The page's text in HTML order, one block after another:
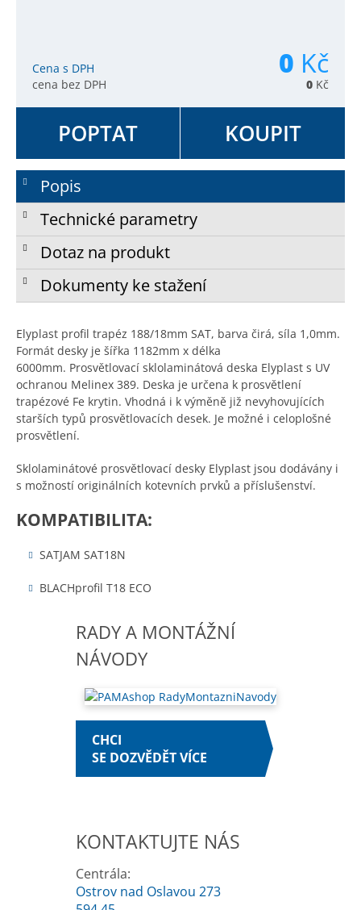
Cena s DPH 0 Kč
cena bez DPH 0 Kč
POPTAT KOUPIT
Popis
Technické parametry
Dotaz na produkt
Dokumenty ke stažení
Elyplast profil trapéz 188/18mm SAT, barva čirá, síla 1,0mm.
Formát desky je šířka 1182mm x délka
6000mm. Prosvětlovací sklolaminátová deska Elyplast s UV
ochranou Melinex 389. Deska je určena k prosvětlení
trapézové Fe krytin. Vhodná i k výměně již nevyhovujících
starších typů prosvětlovacích desek. Je možné i celoplošné
prosvětlení.
Sklolaminátové prosvětlovací desky Elyplast jsou dodávány i
s možností originálních kotevních prvků a příslušenství.
KOMPATIBILITA:
SATJAM SAT18N
BLACHprofil T18 ECO
RADY A MONTÁŽNÍ
NÁVODY
CHCI
SE DOZVĚDĚT VÍCE
KONTAKTUJTE NÁS
Centrála:
Ostrov nad Oslavou 273